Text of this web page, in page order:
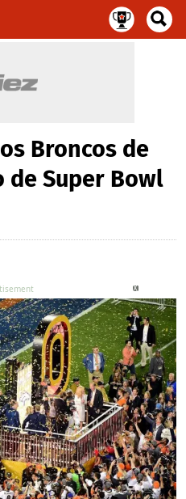
Broncos de
Super Bowl
X